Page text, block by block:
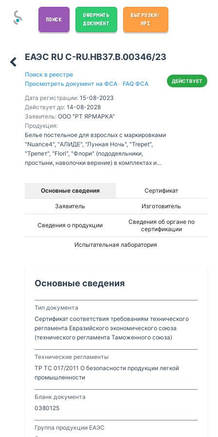
ПОИСК
ОФОРМИТЬ
ДОКУМЕНТ
ВЫГРУЗКА/
API
ЕАЭС RU С-RU.НВ37.В.00346/23
Поиск в реестре
Просмотреть документ на ФСА · FAQ ФСА
Дата регистрации: 15-08-2023
Действует до: 14-08-2028
Заявитель: ООО "РТ ЯРМАРКА"
Продукция:
Белье постельное для взрослых с маркировками
"Nuance4", "АЛИДЕ", "Лунная Ночь", "Trepet",
"Трепет", "Flori", "Флори" (пододеяльники,
простыни, наволочки верхние) в комплектах и
ДЕЙСТВУЕТ
Основные сведения Сертификат
Заявитель Изготовитель
Сведения о продукции
Сведения об органе по
сертификации
Испытательная лаборатория
Основные сведения
Тип документа
Сертификат соответствия требованиям технического
регламента Евразийского экономического союза
(технического регламента Таможенного союза)
Технические регламенты
ТР ТС 017/2011 О безопасности продукции легкой
промышленности
Бланк документа
0380125
Группа продукции ЕАЭС